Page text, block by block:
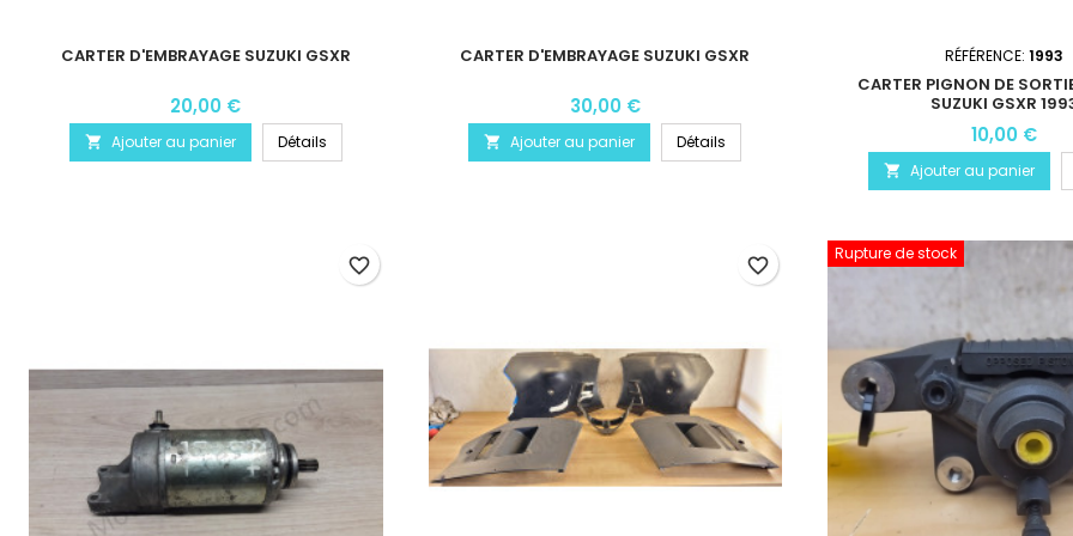
CARTER D'EMBRAYAGE SUZUKI GSXR
20,00 €
 Ajouter au panier Détails
CARTER D'EMBRAYAGE SUZUKI GSXR
30,00 €
 Ajouter au panier Détails
RÉFÉRENCE:1993
CARTER PIGNON DE
SUZUKI GSXR
10,00 €
 Ajouter au panier
favorite_border favorite_border
Rupture de stock